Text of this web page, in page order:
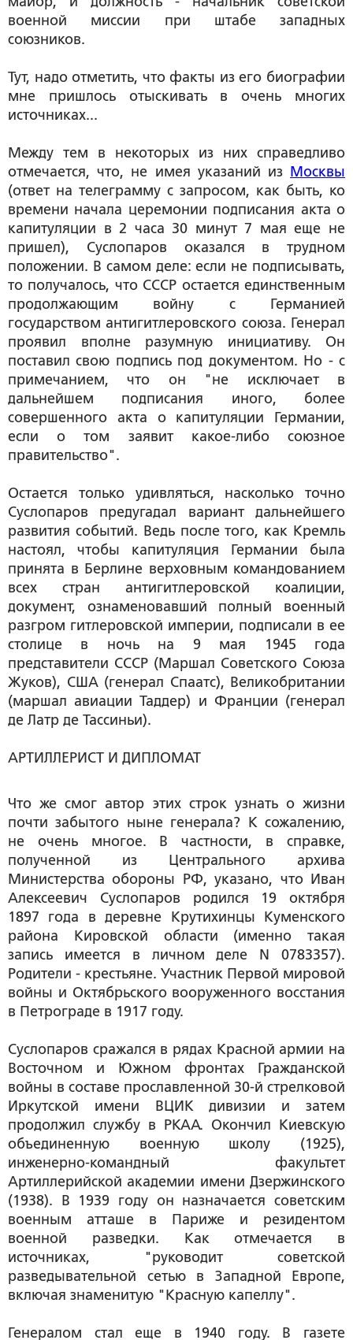
военной миссии при штабе западных
союзников.
Тут, надо отметить, что факты из его биографии
мне пришлось отыскивать в очень многих
источниках...
Между тем в некоторых из них справедливо
отмечается, что, не имея указаний из Москвы
(ответ на телеграмму с запросом, как быть, ко
времени начала церемонии подписания акта о
капитуляции в 2 часа 30 минут 7 мая еще не
пришел), Суслопаров оказался в трудном
положении. В самом деле: если не подписывать,
то получалось, что СССР остается единственным
продолжающим войну с Германией
государством антигитлеровского союза. Генерал
проявил вполне разумную инициативу. Он
поставил свою подпись под документом. Но - с
примечанием, что он "не исключает в
дальнейшем подписания иного, более
совершенного акта о капитуляции Германии,
если о том заявит какое-либо союзное
правительство".
Остается только удивляться, насколько точно
Суслопаров предугадал вариант дальнейшего
развития событий. Ведь после того, как Кремль
настоял, чтобы капитуляция Германии была
принята в Берлине верховным командованием
всех стран антигитлеровской коалиции,
документ, ознаменовавший полный военный
разгром гитлеровской империи, подписали в ее
столице в ночь на 9 мая 1945 года
представители СССР (Маршал Советского Союза
Жуков), США (генерал Спаатс), Великобритании
(маршал авиации Таддер) и Франции (генерал
де Латр де Тассиньи).
АРТИЛЛЕРИСТ И ДИПЛОМАТ
Что же смог автор этих строк узнать о жизни
почти забытого ныне генерала? К сожалению,
не очень многое. В частности, в справке,
полученной из Центрального архива
Министерства обороны РФ, указано, что Иван
Алексеевич Суслопаров родился 19 октября
1897 года в деревне Крутихинцы Куменского
района Кировской области (именно такая
запись имеется в личном деле N 0783357).
Родители - крестьяне. Участник Первой мировой
войны и Октябрьского вооруженного восстания
в Петрограде в 1917 году.
Суслопаров сражался в рядах Красной армии на
Восточном и Южном фронтах Гражданской
войны в составе прославленной 30-й стрелковой
Иркутской имени ВЦИК дивизии и затем
продолжил службу в РКАА. Окончил Киевскую
объединенную военную школу (1925),
инженерно-командный факультет
Артиллерийской академии имени Дзержинского
(1938). В 1939 году он назначается советским
военным атташе в Париже и резидентом
военной разведки. Как отмечается в
источниках, "руководит советской
разведывательной сетью в Западной Европе,
включая знаменитую "Красную капеллу".
Генералом стал еще в 1940 году. В газете